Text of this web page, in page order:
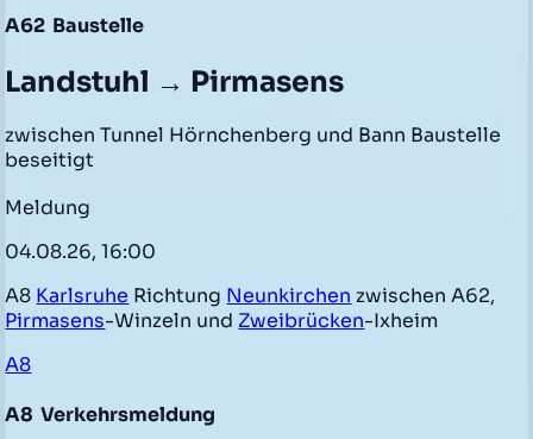
A62 Baustelle
Landstuhl → Pirmasens
zwischen Tunnel Hörnchenberg und Bann Baustelle
beseitigt
Meldung
04.08.26, 16:00
A8 Karlsruhe Richtung Neunkirchen zwischen A62,
Pirmasens-Winzeln und Zweibrücken-Ixheim
A8
A8 Verkehrsmeldung